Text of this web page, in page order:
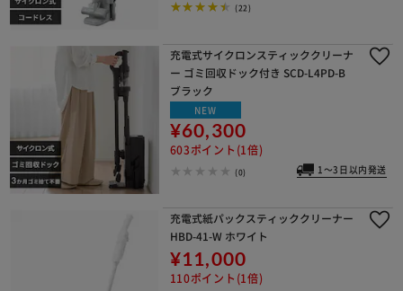
(22)
充電式サイクロンスティッククリーナ
ー ゴミ回収ドック付き SCD-L4PD-B
ブラック
NEW
¥60,300
603ポイント(1倍)
(0) 1～3日以内発送
充電式紙パックスティッククリーナー
HBD-41-W ホワイト
¥11,000
110ポイント(1倍)
※ご確認ください
購入手続きへ